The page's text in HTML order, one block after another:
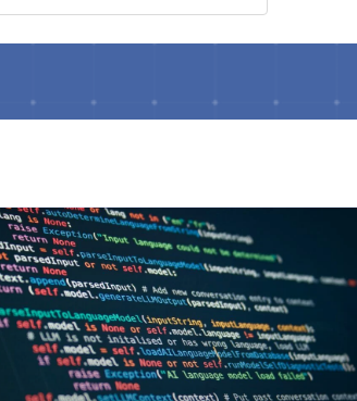
PaginaPaginaPaginaPagina